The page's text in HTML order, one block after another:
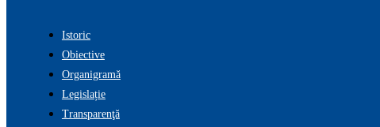
Istoric
Obiective
Organigramă
Legislație
Transparenţă